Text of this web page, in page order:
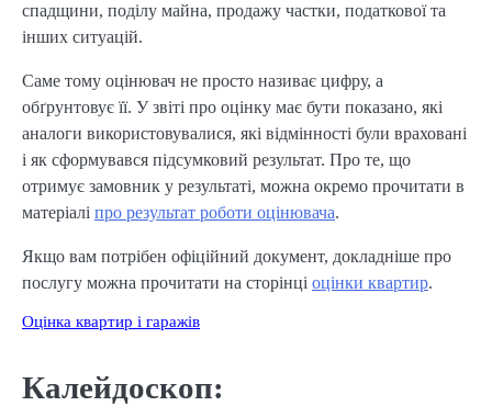
спадщини, поділу майна, продажу частки, податкової та
інших ситуацій.
Саме тому оцінювач не просто називає цифру, а
обґрунтовує її. У звіті про оцінку має бути показано, які
аналоги використовувалися, які відмінності були враховані
і як сформувався підсумковий результат. Про те, що
отримує замовник у результаті, можна окремо прочитати в
матеріалі про результат роботи оцінювача.
Якщо вам потрібен офіційний документ, докладніше про
послугу можна прочитати на сторінці оцінки квартир.
Оцінка квартир і гаражів
Калейдоскоп: